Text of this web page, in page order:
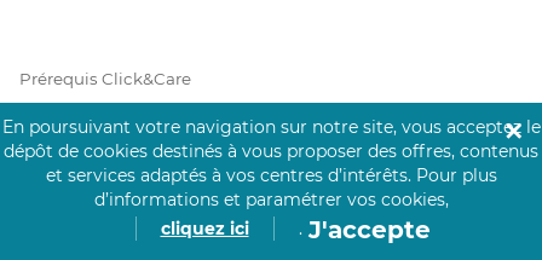
Prérequis Click&Care
Protection des Données
En poursuivant votre navigation sur notre site, vous acceptez le
dépôt de cookies destinés à vous proposer des offres, contenus
et services adaptés à vos centres d’intérêts. Pour plus
d’informations et paramétrer vos cookies,
cliquez ici
. J'accepte
✕